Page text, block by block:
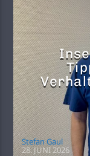
Stefan Gaul
28. JUNI 2026